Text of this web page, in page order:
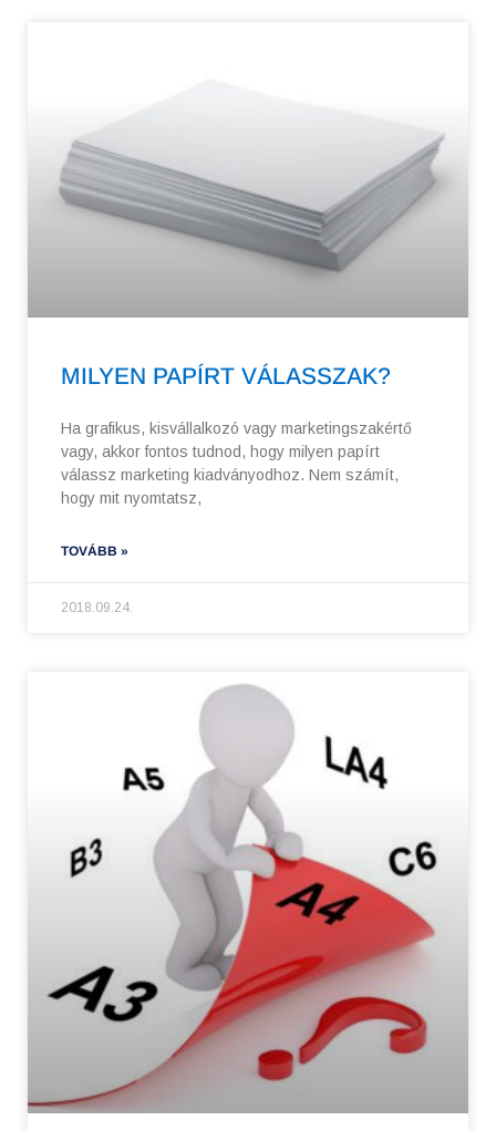
MILYEN PAPÍRT VÁLASSZAK?
Ha grafikus, kisvállalkozó vagy marketingszakértő
vagy, akkor fontos tudnod, hogy milyen papírt
válassz marketing kiadványodhoz. Nem számít,
hogy mit nyomtatsz,
TOVÁBB »
2018.09.24.